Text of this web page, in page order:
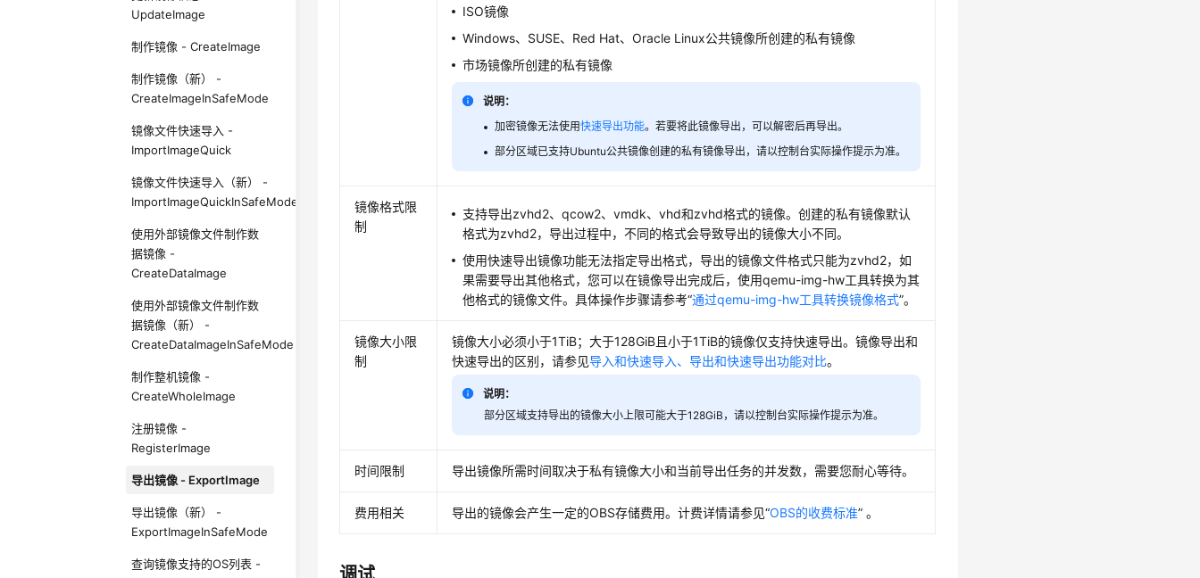
UpdateImage
制作镜像 - CreateImage
制作镜像（新） -
CreateImageInSafeMode
镜像文件快速导入 -
ImportImageQuick
镜像文件快速导入（新） -
ImportImageQuickInSafeMode
使用外部镜像文件制作数
据镜像 -
CreateDataImage
使用外部镜像文件制作数
据镜像（新） -
CreateDataImageInSafeMode
制作整机镜像 -
CreateWholeImage
注册镜像 -
RegisterImage
导出镜像 - ExportImage
导出镜像（新） -
ExportImageInSafeMode
查询镜像支持的OS列表 -
ISO镜像
Windows、SUSE、Red Hat、Oracle Linux公共镜像所创建的私有镜像
市场镜像所创建的私有镜像
说明：
加密镜像无法使用快速导出功能。若要将此镜像导出，可以解密后再导出。
部分区域已支持Ubuntu公共镜像创建的私有镜像导出，请以控制台实际操作提示为准。
镜像格式限
制
支持导出zvhd2、qcow2、vmdk、vhd和zvhd格式的镜像。创建的私有镜像默认
格式为zvhd2，导出过程中，不同的格式会导致导出的镜像大小不同。
使用快速导出镜像功能无法指定导出格式，导出的镜像文件格式只能为zvhd2，如
果需要导出其他格式，您可以在镜像导出完成后，使用qemu-img-hw工具转换为其
他格式的镜像文件。具体操作步骤请参考“通过qemu-img-hw工具转换镜像格式”。
镜像大小限
制
镜像大小必须小于1TiB；大于128GiB且小于1TiB的镜像仅支持快速导出。镜像导出和
快速导出的区别，请参见导入和快速导入、导出和快速导出功能对比。
说明：
部分区域支持导出的镜像大小上限可能大于128GiB，请以控制台实际操作提示为准。
时间限制 导出镜像所需时间取决于私有镜像大小和当前导出任务的并发数，需要您耐心等待。
费用相关 导出的镜像会产生一定的OBS存储费用。计费详情请参见“OBS的收费标准” 。